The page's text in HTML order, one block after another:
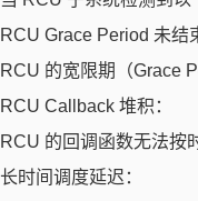
RCU Grace Period 未结
RCU 的宽限期（Grace
RCU Callback 堆积：
RCU 的回调函数无法按
长时间调度延迟：